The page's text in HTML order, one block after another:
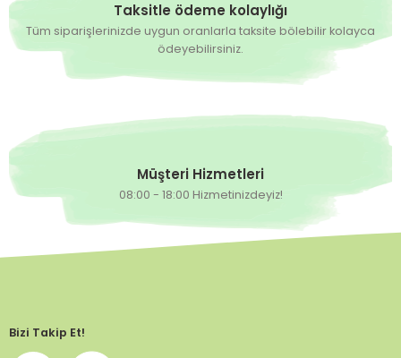
Taksitle ödeme kolaylığı
Tüm siparişlerinizde uygun oranlarla taksite bölebilir kolayca
ödeyebilirsiniz.
Müşteri Hizmetleri
08:00 - 18:00 Hizmetinizdeyiz!
Bizi Takip Et!